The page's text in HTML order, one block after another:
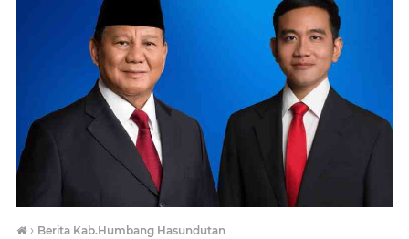
› Berita Kab.Humbang Hasundutan